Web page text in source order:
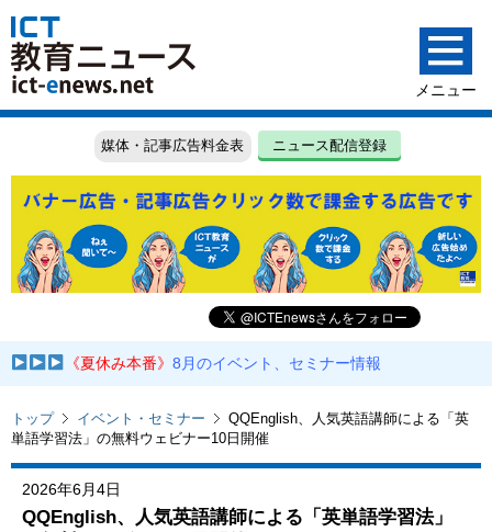
媒体・記事広告料金表 ニュース配信登録
《夏休み本番》8月のイベント、セミナー情報
トップ イベント・セミナー
QQEnglish、人気英語講師による「英
単語学習法」の無料ウェビナー10日開催
2026年6月4日
QQEnglish、人気英語講師による「英単語学習法」